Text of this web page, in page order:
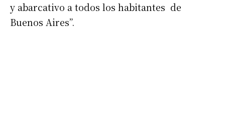
y abarcativo a todos los habitantes de
Buenos Aires”.